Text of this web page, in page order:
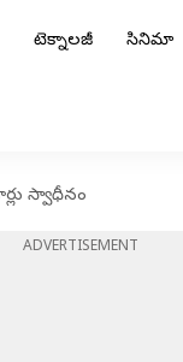
టెక్నాలజీ సినిమా
స్వాధీనం
ADVERTISEMENT